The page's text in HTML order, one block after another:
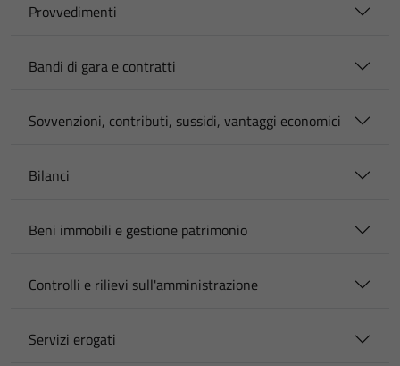
Provvedimenti
Bandi di gara e contratti
Sovvenzioni, contributi, sussidi, vantaggi economici
Bilanci
Beni immobili e gestione patrimonio
Controlli e rilievi sull'amministrazione
Servizi erogati